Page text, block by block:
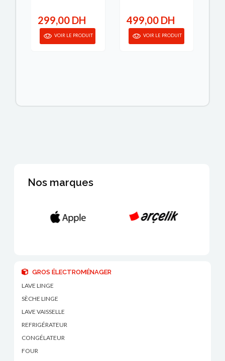
299,00 DH
VOIR LE PRODUIT
499,00 DH
VOIR LE PRODUIT
Nos marques
GROS ÉLECTROMÉNAGER
LAVE LINGE
SÈCHE LINGE
LAVE VAISSELLE
REFRIGÉRATEUR
CONGÉLATEUR
FOUR